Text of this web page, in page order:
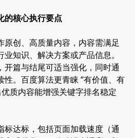
的核心执行要点
原创、高质量内容，内容需满足
知识、解决方案或产品信息。
开篇与结尾可适当强化，同时通
。百度算法更青睐 “有价值、有
质内容能增强关键字排名稳定
标达标，包括页面加载速度（通